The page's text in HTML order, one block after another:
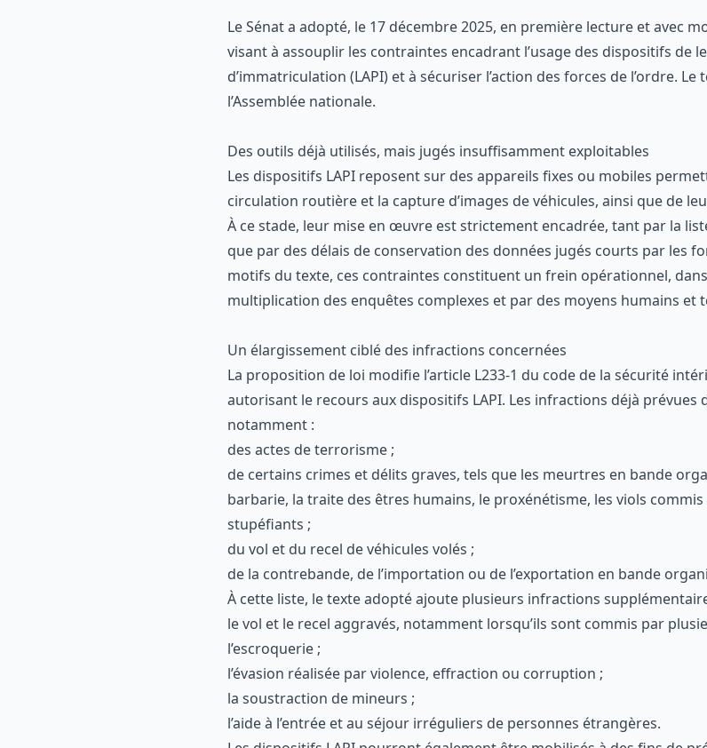
Le Sénat a adopté, le 17 décembre 2025, en première lecture et avec
visant à assouplir les contraintes encadrant l’usage des dispositifs de
d’immatriculation (LAPI) et à sécuriser l’action des forces de l’ordre.
l’Assemblée nationale.
Des outils déjà utilisés, mais jugés insuffisamment exploitables
Les dispositifs LAPI reposent sur des appareils fixes ou mobiles
circulation routière et la capture d’images de véhicules, ainsi que de
À ce stade, leur mise en œuvre est strictement encadrée, tant par la
que par des délais de conservation des données jugés courts par les
motifs du texte, ces contraintes constituent un frein opérationnel,
multiplication des enquêtes complexes et par des moyens humains et
Un élargissement ciblé des infractions concernées
La proposition de loi modifie l’article L233-1 du code de la sécurité
autorisant le recours aux dispositifs LAPI. Les infractions déjà prévues
notamment :
des actes de terrorisme ;
de certains crimes et délits graves, tels que les meurtres en bande
barbarie, la traite des êtres humains, le proxénétisme, les viols
stupéfiants ;
du vol et du recel de véhicules volés ;
de la contrebande, de l’importation ou de l’exportation en bande
À cette liste, le texte adopté ajoute plusieurs infractions
le vol et le recel aggravés, notamment lorsqu’ils sont commis par
l’escroquerie ;
l’évasion réalisée par violence, effraction ou corruption ;
la soustraction de mineurs ;
l’aide à l’entrée et au séjour irréguliers de personnes étrangères.